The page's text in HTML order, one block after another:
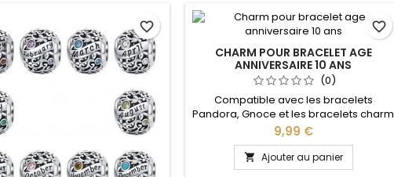
favorite_border
CHARM POUR BRACELET AGE
ANNIVERSAIRE 10 ANS
(0)
Compatible avec les bracelets
Pandora, Gnoce et les bracelets charm
de notre site idéal pour : Noël, Saint
Valentin, anniversaire, cadeau, enfant,
fête
Prix
9,99 €
 Ajouter au panier
favorite_border